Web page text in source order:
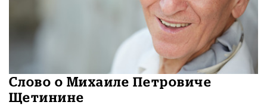
Слово о Михаиле Петровиче
Щетинине